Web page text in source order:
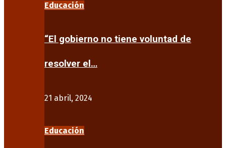
Educación
“El gobierno no tiene voluntad de
resolver el…
21 abril, 2024
Educación